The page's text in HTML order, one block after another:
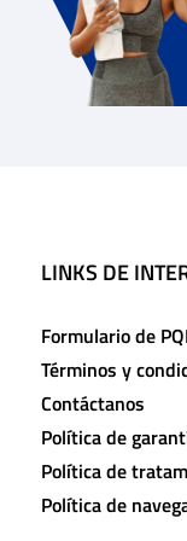
LINKS DE
Formulario de
Términos y
Contáctanos
Política de
Política de
Política de